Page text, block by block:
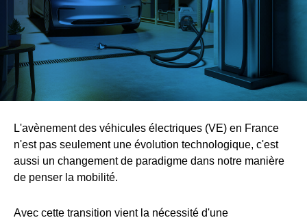
L'avènement des véhicules électriques (VE) en France
n'est pas seulement une évolution technologique, c'est
aussi un changement de paradigme dans notre manière
de penser la mobilité.
Avec cette transition vient la nécessité d'une